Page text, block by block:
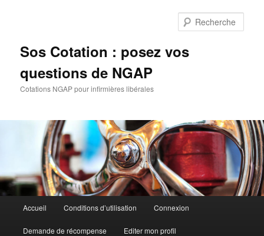
Sos Cotation : posez vos
questions de NGAP
Cotations NGAP pour infirmières libérales
principal
Accueil Conditions d’utilisation Connexion
Demande de récompense Editer mon profil